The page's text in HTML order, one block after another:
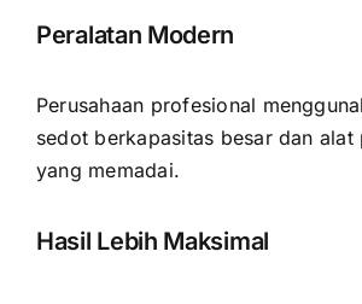
Peralatan Modern
Perusahaan profesional
sedot berkapasitas besar dan alat
yang memadai.
Hasil Lebih Maksimal